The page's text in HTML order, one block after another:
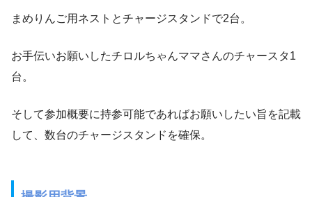
まめりんご用ネストとチャージスタンドで2台。
お手伝いお願いしたチロルちゃんママさんのチャースタ1
台。
そして参加概要に持参可能であればお願いしたい旨を記載
して、数台のチャージスタンドを確保。